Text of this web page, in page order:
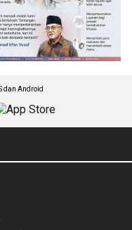
dan Android